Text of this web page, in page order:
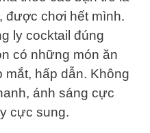
được chơi hết mình.
ly cocktail đúng
có những món ăn
hấp dẫn. Không
ánh sáng cực
cực sung.